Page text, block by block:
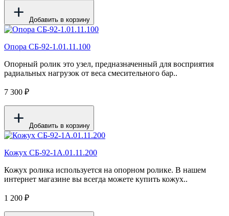
Добавить в корзину
Опора СБ-92-1.01.11.100
Опорный ролик это узел, предназначенный для восприятия
радиальных нагрузок от веса смесительного бар..
7 300 ₽
Добавить в корзину
Кожух СБ-92-1А.01.11.200
Кожух ролика используется на опорном ролике. В нашем
интернет магазине вы всегда можете купить кожух..
1 200 ₽